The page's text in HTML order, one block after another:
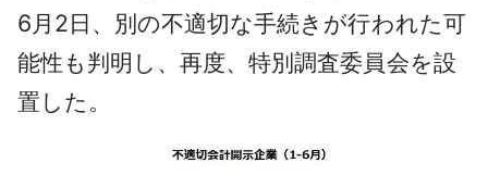
6月2日、別の不適切な手続きが行われた可
能性も判明し、再度、特別調査委員会を設
置した。